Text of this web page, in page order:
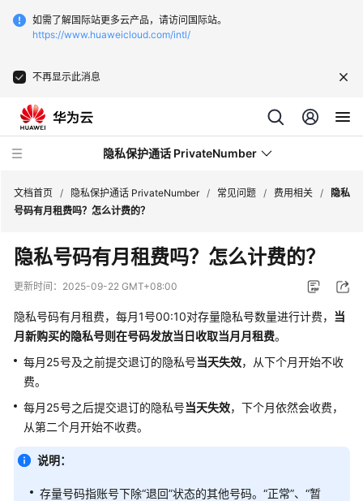
如需了解国际站更多云产品，请访问国际站。
https://www.huaweicloud.com/intl/
不再显示此消息
隐私保护通话 PrivateNumber
产
品
介
价
说
明
快
速
入
文档首页 / 隐私保护通话 PrivateNumber / 常见问题 / 费用相关 /
隐私
号码有月租费吗？怎么计费的？
隐私号码有月租费吗？怎么计费的？
更新时间： 2025-09-22 GMT+08:00
隐私号码有月租费，每月1号00:10对存量隐私号数量进行计费， 当
月新购买的隐私号则在号码发放当日收取当月月租费。
每月25号及之前提交退订的隐私号当天失效，从下个月开始不收
费。
每月25号之后提交退订的隐私号当天失效，下个月依然会收费，
从第二个月开始不收费。
说明：
存量号码指账号下除“退回”状态的其他号码。“正常”、“暂